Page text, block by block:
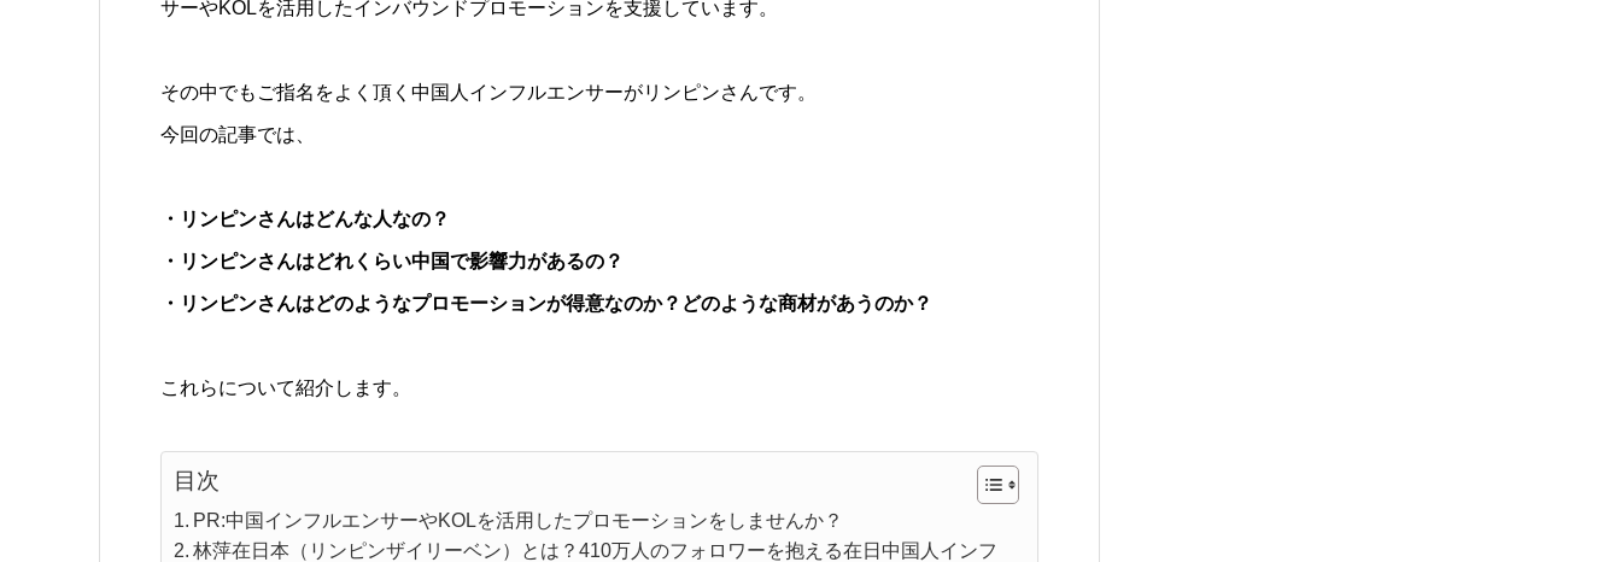
サーやKOLを活用したインバウンドプロモーションを支援しています。
その中でもご指名をよく頂く中国人インフルエンサーがリンピンさんです。
今回の記事では、
・リンピンさんはどんな人なの？
・リンピンさんはどれくらい中国で影響力があるの？
・リンピンさんはどのようなプロモーションが得意なのか？どのような商材があうのか？
これらについて紹介します。
目次
PR:中国インフルエンサーやKOLを活用したプロモーションをしませんか？
林萍在日本（リンピンザイリーベン）とは？410万人のフォロワーを抱える在日中国人インフ